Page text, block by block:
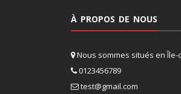
À PROPOS DE NOUS
Nous sommes situés en Île-
0123456789
test@gmail.com